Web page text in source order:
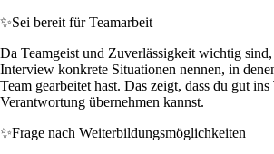
✨Sei bereit für Teamarbeit
Da Teamgeist und Zuverlässigkeit wichtig
Interview konkrete Situationen nennen, in
Team gearbeitet hast. Das zeigt, dass du gut ins
Verantwortung übernehmen kannst.
✨Frage nach Weiterbildungsmöglichkeiten